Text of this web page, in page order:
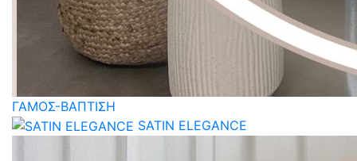
ΓΑΜΟΣ-ΒΑΠΤΙΣΗ
SATIN ELEGANCE